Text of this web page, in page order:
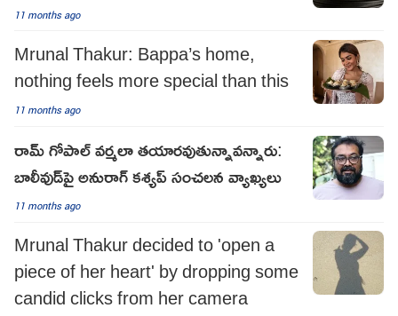
11 months ago
Mrunal Thakur: Bappa’s home,
nothing feels more special than this
11 months ago
రామ్ గోపాల్ వర్మలా తయారవుతున్నావన్నారు:
బాలీవుడ్‌పై అనురాగ్ కశ్యప్ సంచలన వ్యాఖ్యలు
11 months ago
Mrunal Thakur decided to 'open a
piece of her heart' by dropping some
candid clicks from her camera